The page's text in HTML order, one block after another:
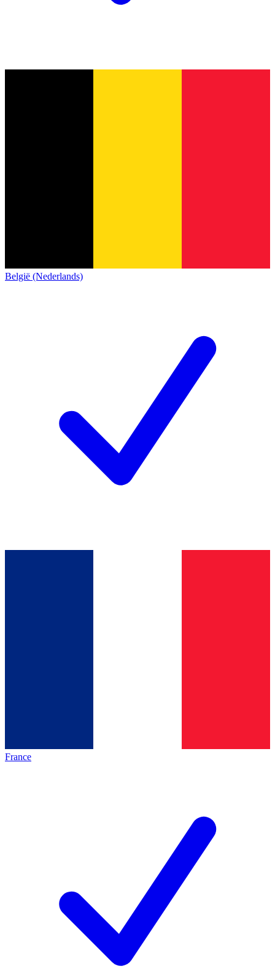
België (Nederlands)
France